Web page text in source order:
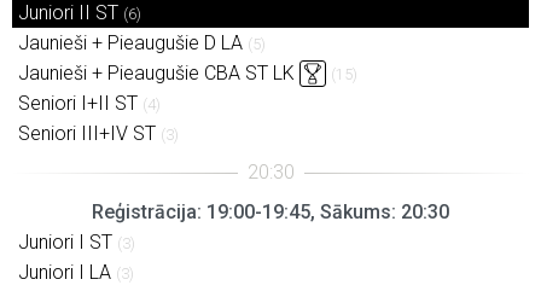
Juniori II ST (6)
Jaunieši + Pieaugušie D LA (5)
Jaunieši + Pieaugušie CBA ST LK (15)
Seniori I+II ST (4)
Seniori III+IV ST (3)
Reģistrācija: 19:00-19:45, Sākums: 20:30
Juniori I ST (3)
Juniori I LA (3)